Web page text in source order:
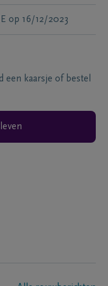
op 16/12/2023
een kaarsje of bestel